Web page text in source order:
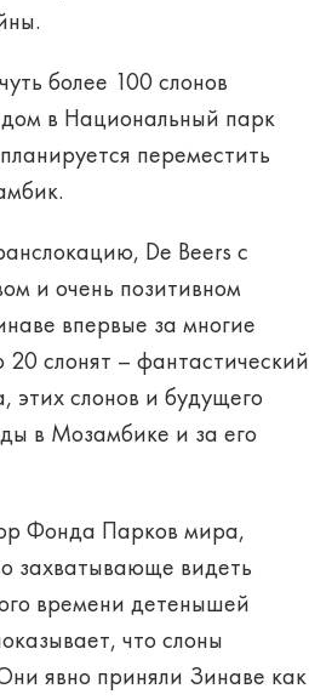
более 100 слонов
в Национальный парк
переместить
De Beers с
и очень позитивном
впервые за многие
20 слонят – фантастический
этих слонов и будущего
в Мозамбике и за его
Фонда Парков мира,
захватывающе видеть
времени детенышей
что слоны
явно приняли Зинаве как